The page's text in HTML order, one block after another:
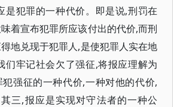
是犯罪的一种代价。即是说,刑罚在
着宣布犯罪所应该付出的代价,而刑
地兑现于犯罪人,是使犯罪人实在地
们牢记社会欠了强征,将报应理解为
强征的一种代价,一种对他的代价,
三,报应是实现对守法者的一种公